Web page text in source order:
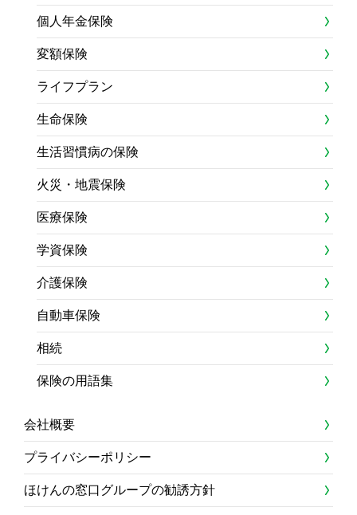
個人年金保険
変額保険
ライフプラン
生命保険
生活習慣病の保険
火災・地震保険
医療保険
学資保険
介護保険
自動車保険
相続
保険の用語集
会社概要
プライバシーポリシー
ほけんの窓口グループの勧誘方針